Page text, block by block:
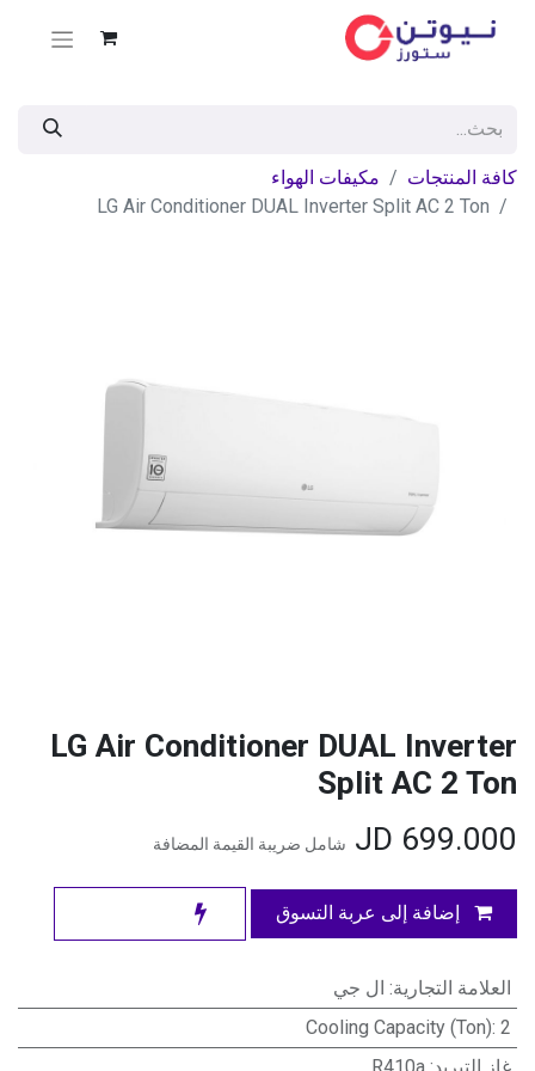
كافة المنتجات
مكيفات الهواء
LG Air Conditioner DUAL Inverter Split AC 2 Ton
LG Air Conditioner DUAL Inverter
Split AC 2 Ton
699.000
شامل ضريبة القيمة المضافة
إضافة إلى عربة التسوق
العلامة التجارية: ال جي
Cooling Capacity (Ton):2